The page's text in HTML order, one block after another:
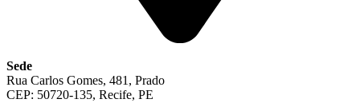
Sede
Rua Carlos Gomes, 481, Prado
CEP: 50720-135, Recife, PE